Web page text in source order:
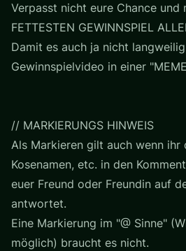
Verpasst nicht eure Chance und
FETTESTEN GEWINNSPIEL
Damit es auch ja nicht
Gewinnspielvideo in einer
// MARKIERUNGS HINWEIS
Als Markieren gilt auch wenn ihr
Kosenamen, etc. in den
euer Freund oder Freundin auf
antwortet.
Eine Markierung im "@ Sinne"
möglich) braucht es nicht.